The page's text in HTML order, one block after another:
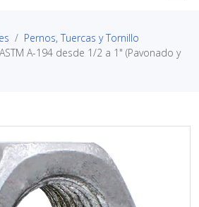
Pernos, Tuercas y Tornillo
A-194 desde 1/2 a 1" (Pavonado y